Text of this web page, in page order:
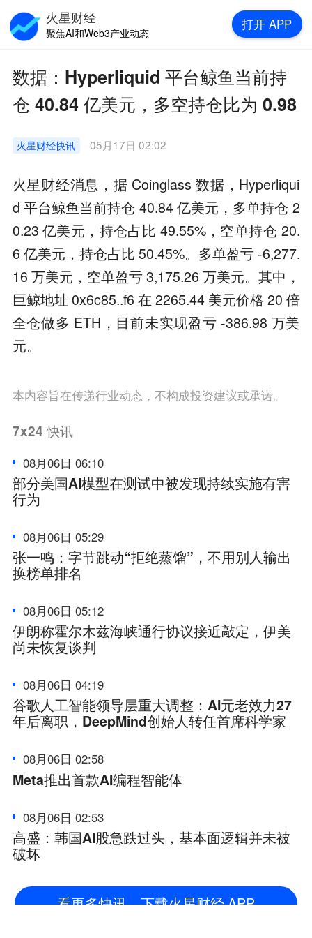
数据：Hyperliquid 平台鲸鱼当前持
仓 40.84 亿美元，多空持仓比为 0.98
火星财经快讯 05月17日 02:02
火星财经消息，据 Coinglass 数据，Hyperliqui
d 平台鲸鱼当前持仓 40.84 亿美元，多单持仓 2
0.23 亿美元，持仓占比 49.55%，空单持仓 20.
6 亿美元，持仓占比 50.45%。多单盈亏 -6,277.
16 万美元，空单盈亏 3,175.26 万美元。其中，
巨鲸地址 0x6c85..f6 在 2265.44 美元价格 20 倍
全仓做多 ETH，目前未实现盈亏 -386.98 万美
元。
本内容旨在传递行业动态，不构成投资建议或承诺。
7x24快讯
08月06日 06:10
部分美国AI模型在测试中被发现持续实施有害
行为
08月06日 05:29
张一鸣：字节跳动“拒绝蒸馏”，不用别人输出
换榜单排名
08月06日 05:12
伊朗称霍尔木兹海峡通行协议接近敲定，伊美
尚未恢复谈判
08月06日 04:19
谷歌人工智能领导层重大调整：AI元老效力27
年后离职，DeepMind创始人转任首席科学家
08月06日 02:58
Meta推出首款AI编程智能体
08月06日 02:53
高盛：韩国AI股急跌过头，基本面逻辑并未被
破坏
看更多快讯，下载火星财经 APP
火星财经
聚焦AI和Web3产业动态
打开 APP